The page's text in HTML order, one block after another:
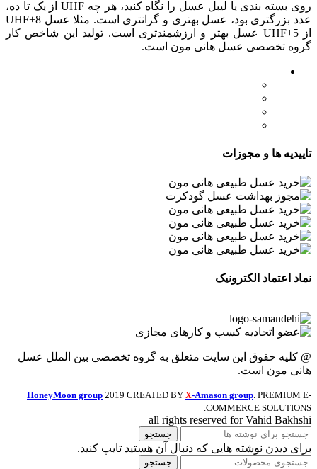
روی بسته بندی یا لیبل عسل را نگاه کنید، هر چه UHF از یک تا ده،
عدد بزرگتری بود، عسل بهتری و گرانتری است. مثلا عسل UHF+8
از UHF+5 عسل بهتر و ارزشمندتری است. تولید این شاخص کار
گروه تخصصی عسل هانی مون است.
تاییدیه ها و مجوزات
نماد اعتماد الکترونیک
@ کلیه حقوق این سایت متعلق به گروه تخصصی بین الملل عسل
هانی مون است.
HoneyMoon group 2019 CREATED BY X-Amason group. PREMIUM E-
COMMERCE SOLUTIONS.
all rights reserved for Vahid Bakhshi
جستجو
برای دیدن نوشته هایی که دنبال آن هستید تایپ کنید.
جستجو